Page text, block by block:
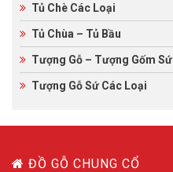
Tủ Chè Các Loại
Tủ Chùa – Tủ Bầu
Tượng Gỗ – Tượng Gốm Sứ
Tượng Gỗ Sứ Các Loại
ĐỒ GỖ CHUNG CỔ